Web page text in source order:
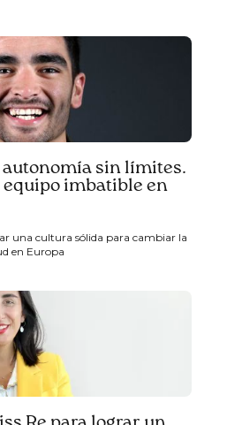
sin límites.
equipo imbatible en
una cultura sólida para cambiar la
en Europa